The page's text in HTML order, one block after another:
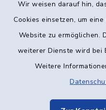
Wir weisen darauf hin,
Cookies einsetzen, um
Website zu ermöglichen.
weiterer Dienste wird bei
Weitere
Cookie-